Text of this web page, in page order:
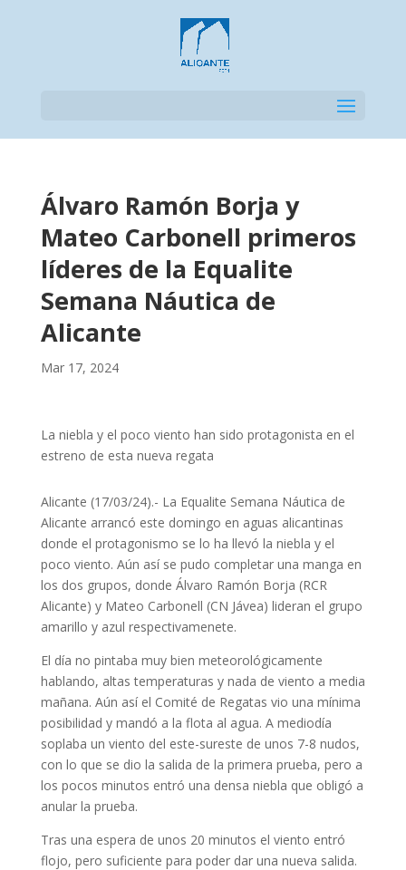
Álvaro Ramón Borja y
Mateo Carbonell primeros
líderes de la Equalite
Semana Náutica de
Alicante
Mar 17, 2024
La niebla y el poco viento han sido protagonista en el
estreno de esta nueva regata
Alicante (17/03/24).- La Equalite Semana Náutica de
Alicante arrancó este domingo en aguas alicantinas
donde el protagonismo se lo ha llevó la niebla y el
poco viento. Aún así se pudo completar una manga en
los dos grupos, donde Álvaro Ramón Borja (RCR
Alicante) y Mateo Carbonell (CN Jávea) lideran el grupo
amarillo y azul respectivamenete.
El día no pintaba muy bien meteorológicamente
hablando, altas temperaturas y nada de viento a media
mañana. Aún así el Comité de Regatas vio una mínima
posibilidad y mandó a la flota al agua. A mediodía
soplaba un viento del este-sureste de unos 7-8 nudos,
con lo que se dio la salida de la primera prueba, pero a
los pocos minutos entró una densa niebla que obligó a
anular la prueba.
Tras una espera de unos 20 minutos el viento entró
flojo, pero suficiente para poder dar una nueva salida.